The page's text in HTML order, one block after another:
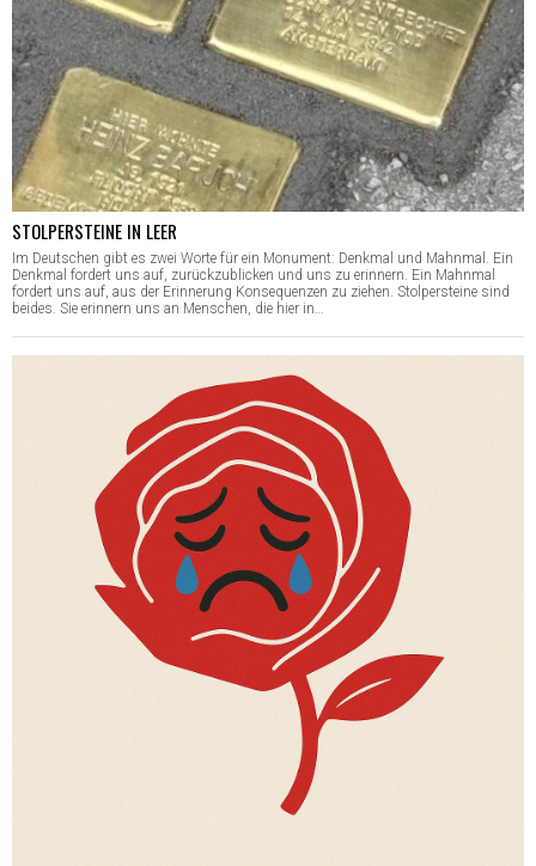
STOLPERSTEINE IN LEER
Im Deutschen gibt es zwei Worte für ein Monument: Denkmal und Mahnmal. Ein
Denkmal fordert uns auf, zurückzublicken und uns zu erinnern. Ein Mahnmal
fordert uns auf, aus der Erinnerung Konsequenzen zu ziehen. Stolpersteine sind
beides. Sie erinnern uns an Menschen, die hier in…